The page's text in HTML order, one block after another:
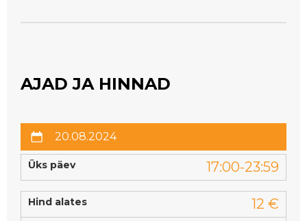
AJAD JA HINNAD
20.08.2024
Üks päev 17:00-23:59
Hind alates 12 €